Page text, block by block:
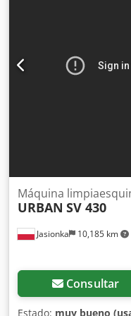
Jasionka 10,185 km
Máquina
URBAN SV 430
Consultar
Estado: muy bueno